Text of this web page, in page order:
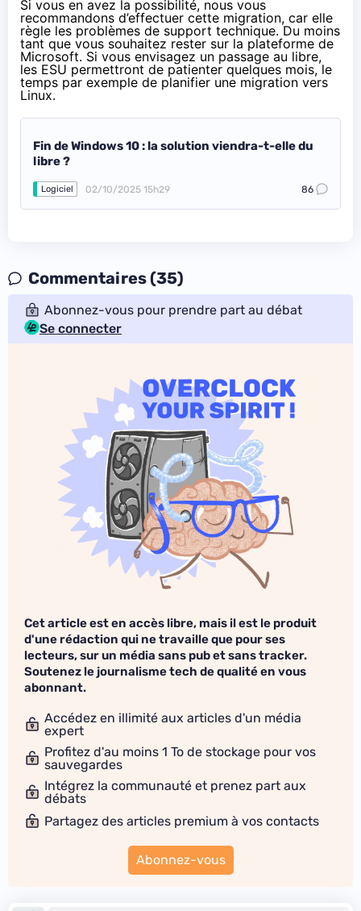
Si vous en avez la possibilité, nous vous
recommandons d’effectuer cette migration, car elle
règle les problèmes de support technique. Du moins
tant que vous souhaitez rester sur la plateforme de
Microsoft. Si vous envisagez un passage au libre,
les ESU permettront de patienter quelques mois, le
temps par exemple de planifier une migration vers
Linux.
Fin de Windows 10 : la solution viendra-t-elle du
libre ?
Logiciel 02/10/2025 15h29 86
Commentaires (35)
Abonnez-vous pour prendre part au débat
Se connecter
Cet article est en accès libre, mais il est le produit
d'une rédaction qui ne travaille que pour ses
lecteurs, sur un média sans pub et sans tracker.
Soutenez le journalisme tech de qualité en vous
abonnant.
Accédez en illimité aux articles d'un média
expert
Profitez d'au moins 1 To de stockage pour vos
sauvegardes
Intégrez la communauté et prenez part aux
débats
Partagez des articles premium à vos contacts
Abonnez-vous